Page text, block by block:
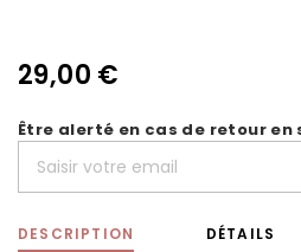
29,00 €
Être alerté en cas de retour en
DESCRIPTION DÉTAILS